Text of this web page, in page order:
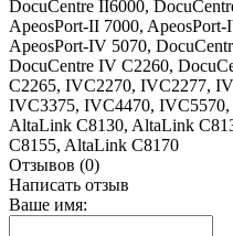
DocuCentre II6000,
ApeosPort-II 7000,
ApeosPort-IV 5070,
DocuCentre IV C2260,
C2265, IVC2270, IVC2277,
IVC3375, IVC4470,
AltaLink C8130, AltaLink
C8155, AltaLink C8170
Отзывов (0)
Написать отзыв
Ваше имя: